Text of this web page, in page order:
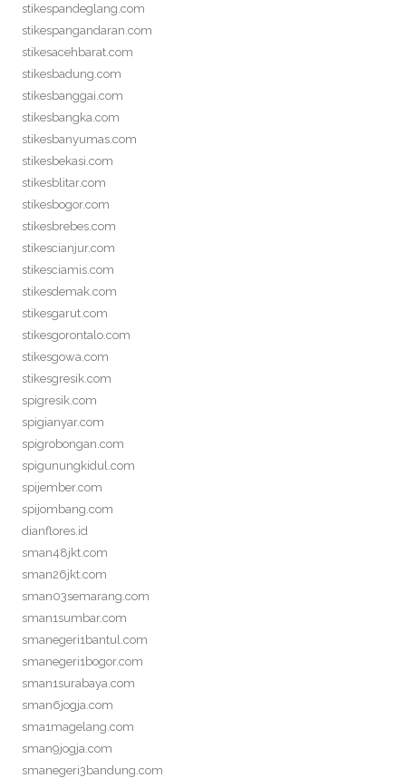
stikespandeglang.com
stikespangandaran.com
stikesacehbarat.com
stikesbadung.com
stikesbanggai.com
stikesbangka.com
stikesbanyumas.com
stikesbekasi.com
stikesblitar.com
stikesbogor.com
stikesbrebes.com
stikescianjur.com
stikesciamis.com
stikesdemak.com
stikesgarut.com
stikesgorontalo.com
stikesgowa.com
stikesgresik.com
spigresik.com
spigianyar.com
spigrobongan.com
spigunungkidul.com
spijember.com
spijombang.com
dianflores.id
sman48jkt.com
sman26jkt.com
sman03semarang.com
sman1sumbar.com
smanegeri1bantul.com
smanegeri1bogor.com
sman1surabaya.com
sman6jogja.com
sma1magelang.com
sman9jogja.com
smanegeri3bandung.com